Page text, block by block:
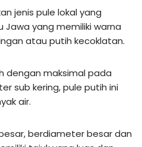
jenis pule lokal yang
Jawa yang memiliki warna
atau putih kecoklatan.
dengan maksimal pada
sub kering, pule putih ini
air.
berdiameter besar dan